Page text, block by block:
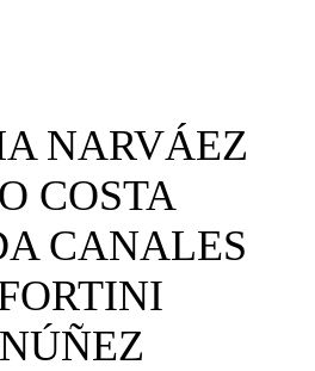
NARVÁEZ
COSTA
CANALES